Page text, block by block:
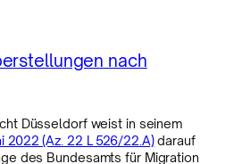
nach
Düsseldorf weist in seinem
2022 (Az. 22 L 526/22.A)darauf
des Bundesamts für Migration